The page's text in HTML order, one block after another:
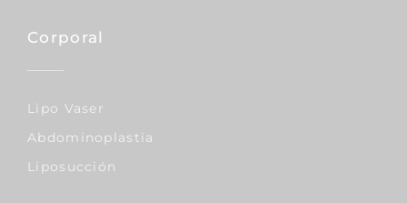
Corporal
Lipo Vaser
Abdominoplastia
Liposucción